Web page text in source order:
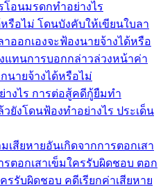
โอนมรดกทำอย่างไร
รือไม่ โดนบังคับให้เขียนใบลา
ออกเองจะฟ้องนายจ้างได้หรือ
แทนการบอกกล่าวล่วงหน้าค่า
นายจ้างได้หรือไม่
างไร การต่อสู้คดีกู้ยืมทำ
ยังโดนฟ้องทำอย่างไร ประเด็น
เสียหายอันเกิดจากการตอกเสา
รตอกเสาเข็มใครรับผิดชอบ ตอก
รรับผิดชอบ คดีเรียกค่าเสียหาย